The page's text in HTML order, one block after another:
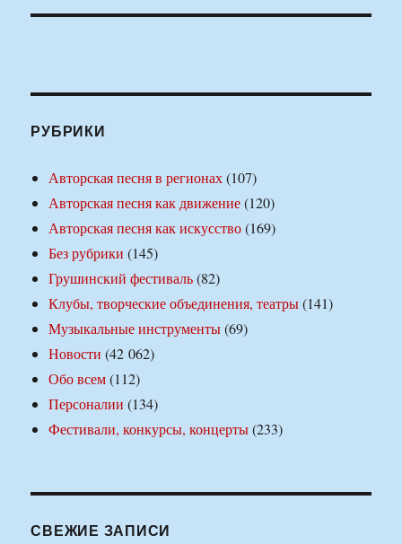
РУБРИКИ
Авторская песня в регионах(107)
Авторская песня как движение(120)
Авторская песня как искусство(169)
Без рубрики (145)
Грушинский фестиваль(82)
Клубы, творческие объединения, театры(141)
Музыкальные инструменты(69)
Новости (42 062)
Обо всем(112)
Персоналии (134)
Фестивали, конкурсы, концерты(233)
СВЕЖИЕ ЗАПИСИ